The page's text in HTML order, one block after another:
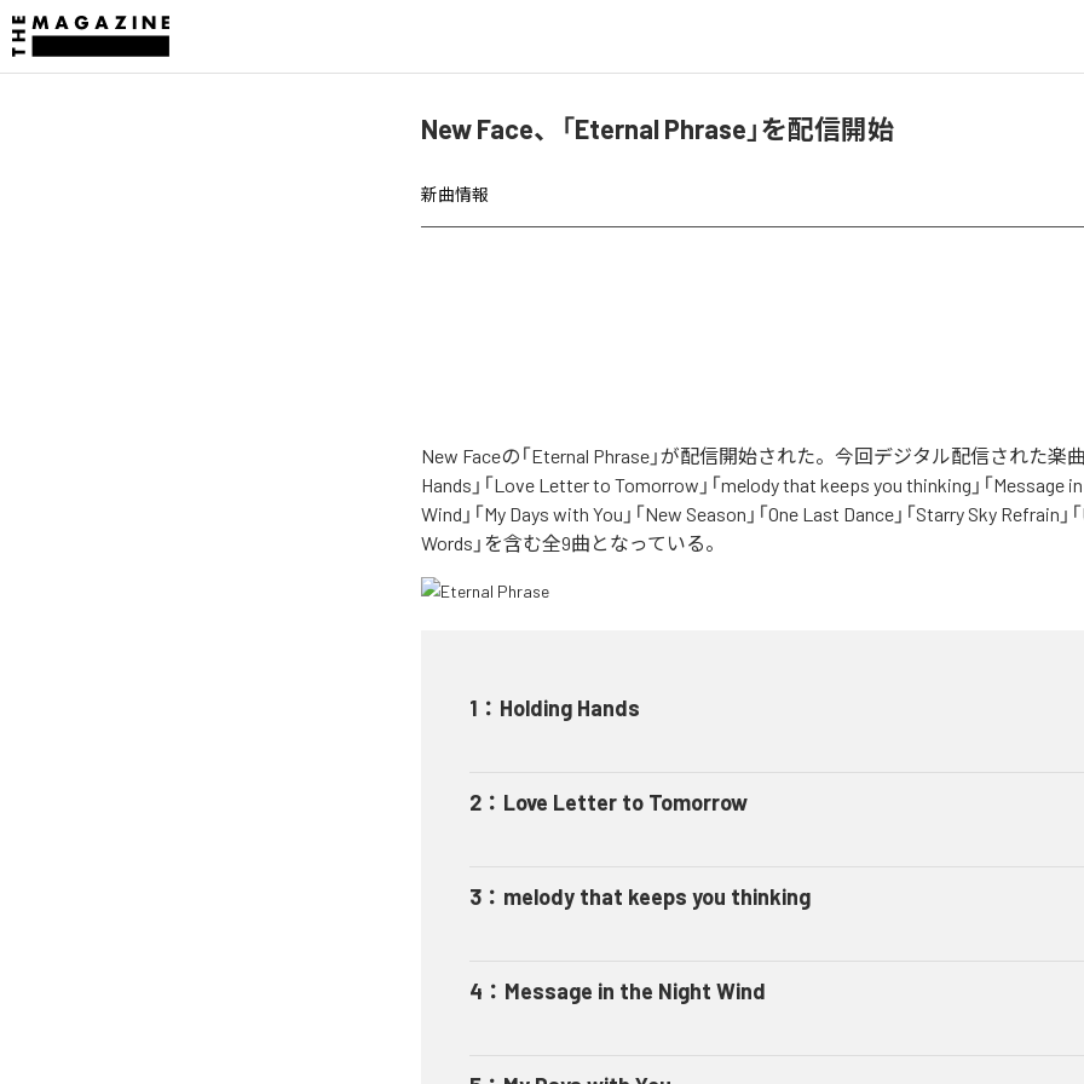
New Face、「Eternal Phrase」を配信開始
新曲情報
New Faceの「Eternal Phrase」が配信開始された。今回デジタル配信された楽
Hands」「Love Letter to Tomorrow」「melody that keeps you thinking」「Message
Wind」「My Days with You」「New Season」「One Last Dance」「Starry Sky Refrain」
Words」を含む全9曲となっている。
1 ： Holding Hands
2 ： Love Letter to Tomorrow
3 ： melody that keeps you thinking
4 ： Message in the Night Wind